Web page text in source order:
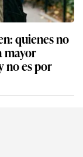
quienes no
mayor
no es por